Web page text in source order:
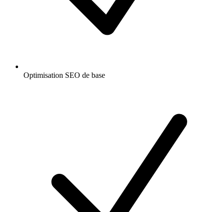
Optimisation SEO de base